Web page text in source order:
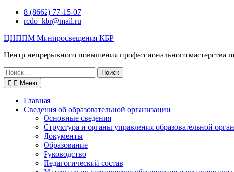
Перейти8 (8662) 77-15-07
rcdo_kbr@mail.ru
ЦНППМ Минпросвещения КБР
Центр непрерывного повышения профессионального мастерства
Искать:
Меню
Главная
Сведения об образовательной организации
Основные сведения
Структура и органы управления образовательной
Документы
Образование
Руководство
Педагогический состав